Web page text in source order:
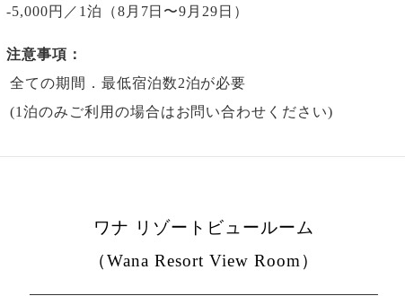
-5,000円 ／1泊 （8月7日〜9月29日）
注意事項：
全ての期間．最低宿泊数2泊が必要
(1泊のみご利用の場合はお問い合わせください)
ワナ リゾートビュールーム
（Wana Resort View Room）